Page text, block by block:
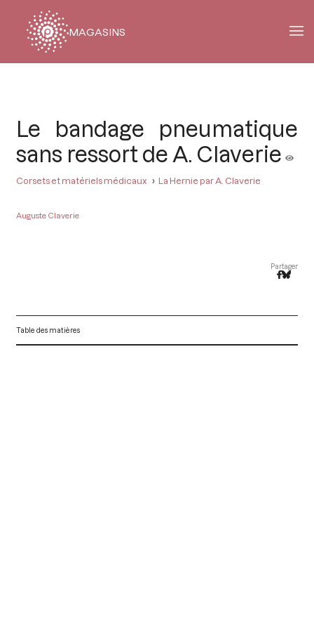
MAGASINS
Le bandage pneumatique
sans ressort de A. Claverie
Corsets et matériels médicaux La Hernie par A. Claverie
Auguste Claverie
Partager
Table des matières